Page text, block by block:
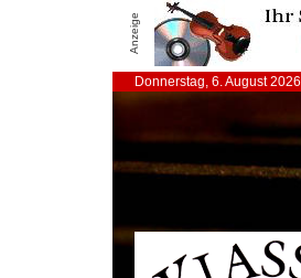
Anzeige
Donnerstag, 6. August 2026